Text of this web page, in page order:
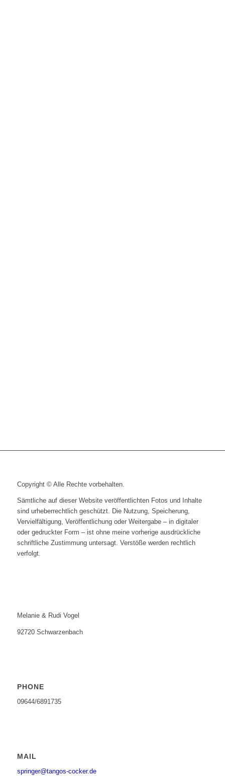
Copyright © Alle Rechte vorbehalten.
Sämtliche auf dieser Website veröffentlichten Fotos und Inhalte
sind urheberrechtlich geschützt. Die Nutzung, Speicherung,
Vervielfältigung, Veröffentlichung oder Weitergabe – in digitaler
oder gedruckter Form – ist ohne meine vorherige ausdrückliche
schriftliche Zustimmung untersagt. Verstöße werden rechtlich
verfolgt.
Melanie & Rudi Vogel
92720 Schwarzenbach
PHONE
09644/6891735
MAIL
springer@tangos-cocker.de